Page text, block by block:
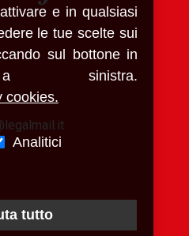
e in qualsiasi
le tue scelte sui
sul bottone in
sinistra.
cookies.
Analitici
tutto